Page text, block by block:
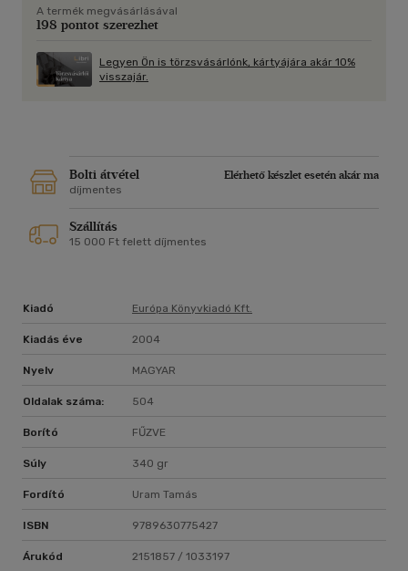
a nevével, titkárnőjét követik. Marino kapitányra is rossz idők
járnak; őt meghatározatlan időre felfüggeszti állásából új
Floridában. Sem Scarpetta doktornő, sem a hozzá közel állók
nincsenek biztonságban, mert minden eddiginél különösebb
A termék megvásárlásával
198 pontot szerezhet
Legyen Ön is törzsvásárlónk, kártyájára akár 10%
visszajár.
Bolti átvétel
Elérhető készlet esetén akár ma
díjmentes
Szállítás
15 000 Ft felett díjmentes
Kiadó Európa Könyvkiadó Kft.
Kiadás éve 2004
Nyelv MAGYAR
Oldalak száma: 504
Borító FŰZVE
Súly 340 gr
Fordító Uram Tamás
ISBN 9789630775427
Árukód 2151857 / 1033197